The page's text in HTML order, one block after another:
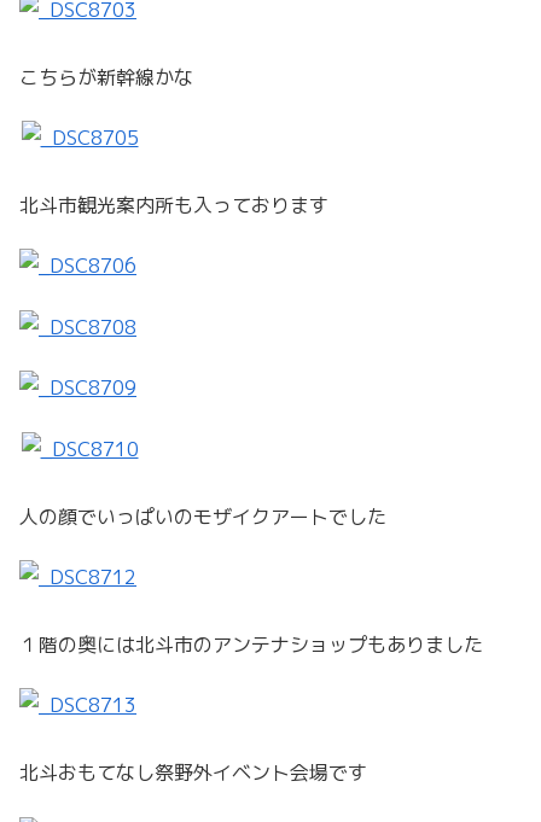
こちらが新幹線かな
北斗市観光案内所も入っております
人の顔でいっぱいのモザイクアートでした
１階の奥には北斗市のアンテナショップもありました
北斗おもてなし祭野外イベント会場です